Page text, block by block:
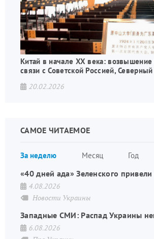
Китай в начале XX века: возвышение
связи с Советской Россией,
20.02.2026
САМОЕ ЧИТАЕМОЕ
За неделю Месяц Год
«40 дней ада» Зеленского
4.08.2026
Новости Украины
Западные СМИ: Распад Украины
6.08.2026